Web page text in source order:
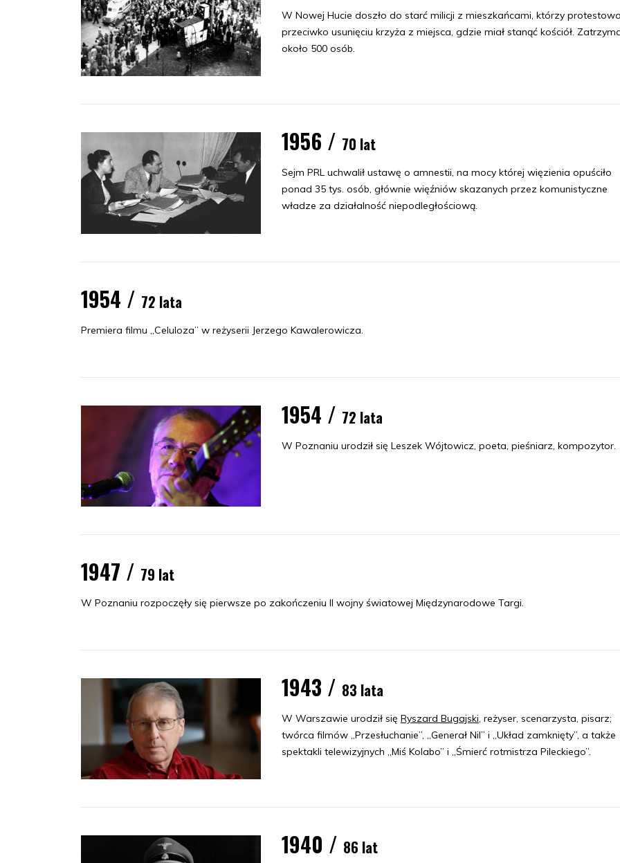
W Nowej Hucie doszło do starć milicji z mieszkańcami, którzy
przeciwko usunięciu krzyża z miejsca, gdzie miał stanąć kościół.
około 500 osób.
1956 / 70 lat
Sejm PRL uchwalił ustawę o amnestii, na mocy której więzienia opuściło
ponad 35 tys. osób, głównie więźniów skazanych przez komunistyczne
władze za działalność niepodległościową.
1954 / 72 lata
Premiera filmu „Celuloza” w reżyserii Jerzego Kawalerowicza.
1954 / 72 lata
W Poznaniu urodził się Leszek Wójtowicz, poeta, pieśniarz, kompozytor.
1947 / 79 lat
W Poznaniu rozpoczęły się pierwsze po zakończeniu II wojny światowej Międzynarodowe Targi.
1943 / 83 lata
W Warszawie urodził się Ryszard Bugajski, reżyser, scenarzysta, pisarz;
twórca filmów „Przesłuchanie”, „Generał Nil” i „Układ zamknięty”, a także
spektakli telewizyjnych „Miś Kolabo” i „Śmierć rotmistrza Pileckiego”.
1940 / 86 lat